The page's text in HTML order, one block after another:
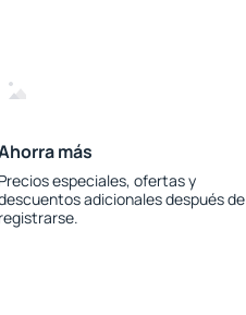
más
Precios especiales, ofertas y
adicionales después de
registrarse.